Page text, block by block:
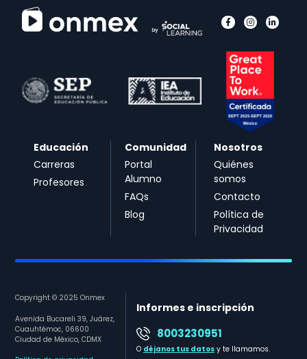
Educación
Carreras
Profesores
Comunidad
Portal
Alumno
FAQs
Blog
Nosotros
Quiénes
somos
Contacto
Política de
Privacidad
Copyright © 2025 Onmex
Avenida Bucareli 39, Juárez,
Cuauhtémoc, 06600
Ciudad de México, CDMX
Informes e inscripción
8003230951
O déjanos tus datosy te llamamos.